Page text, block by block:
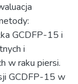
GCDFP-15 i
i
w raku piersi.
GCDFP-15 w